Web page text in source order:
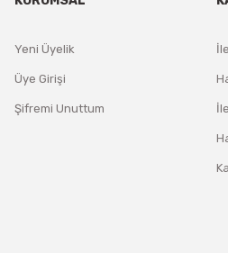
Yeni Üyelik
Üye Girişi
Şifremi Unuttum